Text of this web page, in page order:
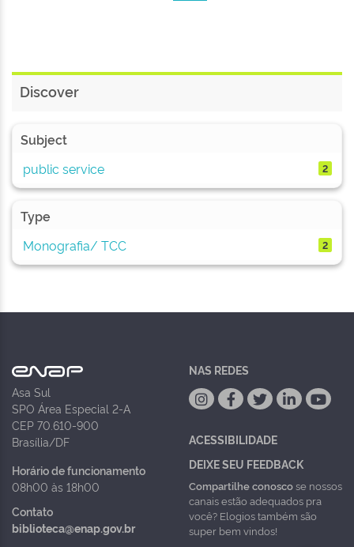
Discover
Subject
public service
2
Type
Monografia/ TCC
2
Asa Sul
SPO Área Especial 2-A
CEP 70.610-900
Brasília/DF
Horário de funcionamento
08h00 às 18h00
Contato
biblioteca@enap.gov.br
NAS REDES
ACESSIBILIDADE
DEIXE SEU FEEDBACK
Compartilhe conoscose nossos
canais estão adequados pra
você? Elogios também são
super bem vindos!